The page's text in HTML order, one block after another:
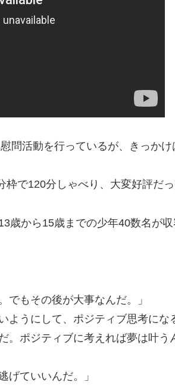
問活動を行っているが、きっか
で120分しゃべり、大変好評だっ
歳から15歳までの少年40数名が
でもその後が大事なんだ。」
ようにして、ポジティブ思考にな
。ポジティブに考えれば夢は叶う
げていいんだ。」